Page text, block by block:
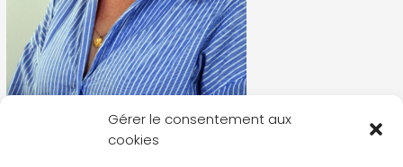
Gérer le consentement aux
cookies